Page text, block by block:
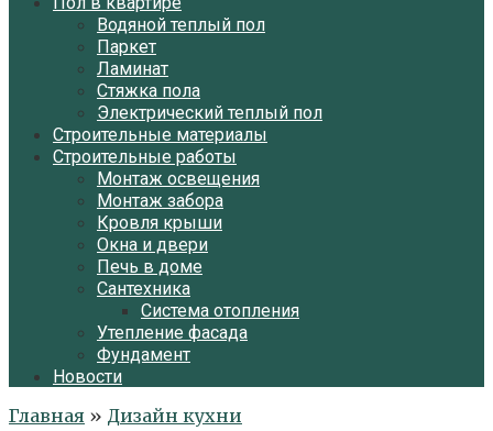
Водяной теплый пол
Паркет
Ламинат
Стяжка пола
Электрический теплый пол
Строительные материалы
Строительные работы
Монтаж освещения
Монтаж забора
Кровля крыши
Окна и двери
Печь в доме
Сантехника
Система отопления
Утепление фасада
Фундамент
Новости
Главная » Дизайн кухни